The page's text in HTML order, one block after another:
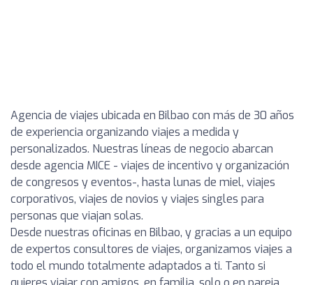
Agencia de viajes ubicada en Bilbao con más de 30 años
de experiencia organizando viajes a medida y
personalizados. Nuestras líneas de negocio abarcan
desde agencia MICE - viajes de incentivo y organización
de congresos y eventos-, hasta lunas de miel, viajes
corporativos, viajes de novios y viajes singles para
personas que viajan solas.
Desde nuestras oficinas en Bilbao, y gracias a un equipo
de expertos consultores de viajes, organizamos viajes a
todo el mundo totalmente adaptados a ti. Tanto si